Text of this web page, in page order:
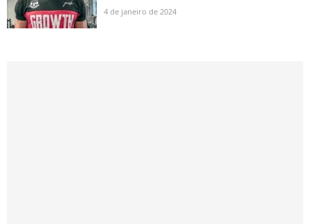
4 de janeiro de 2024